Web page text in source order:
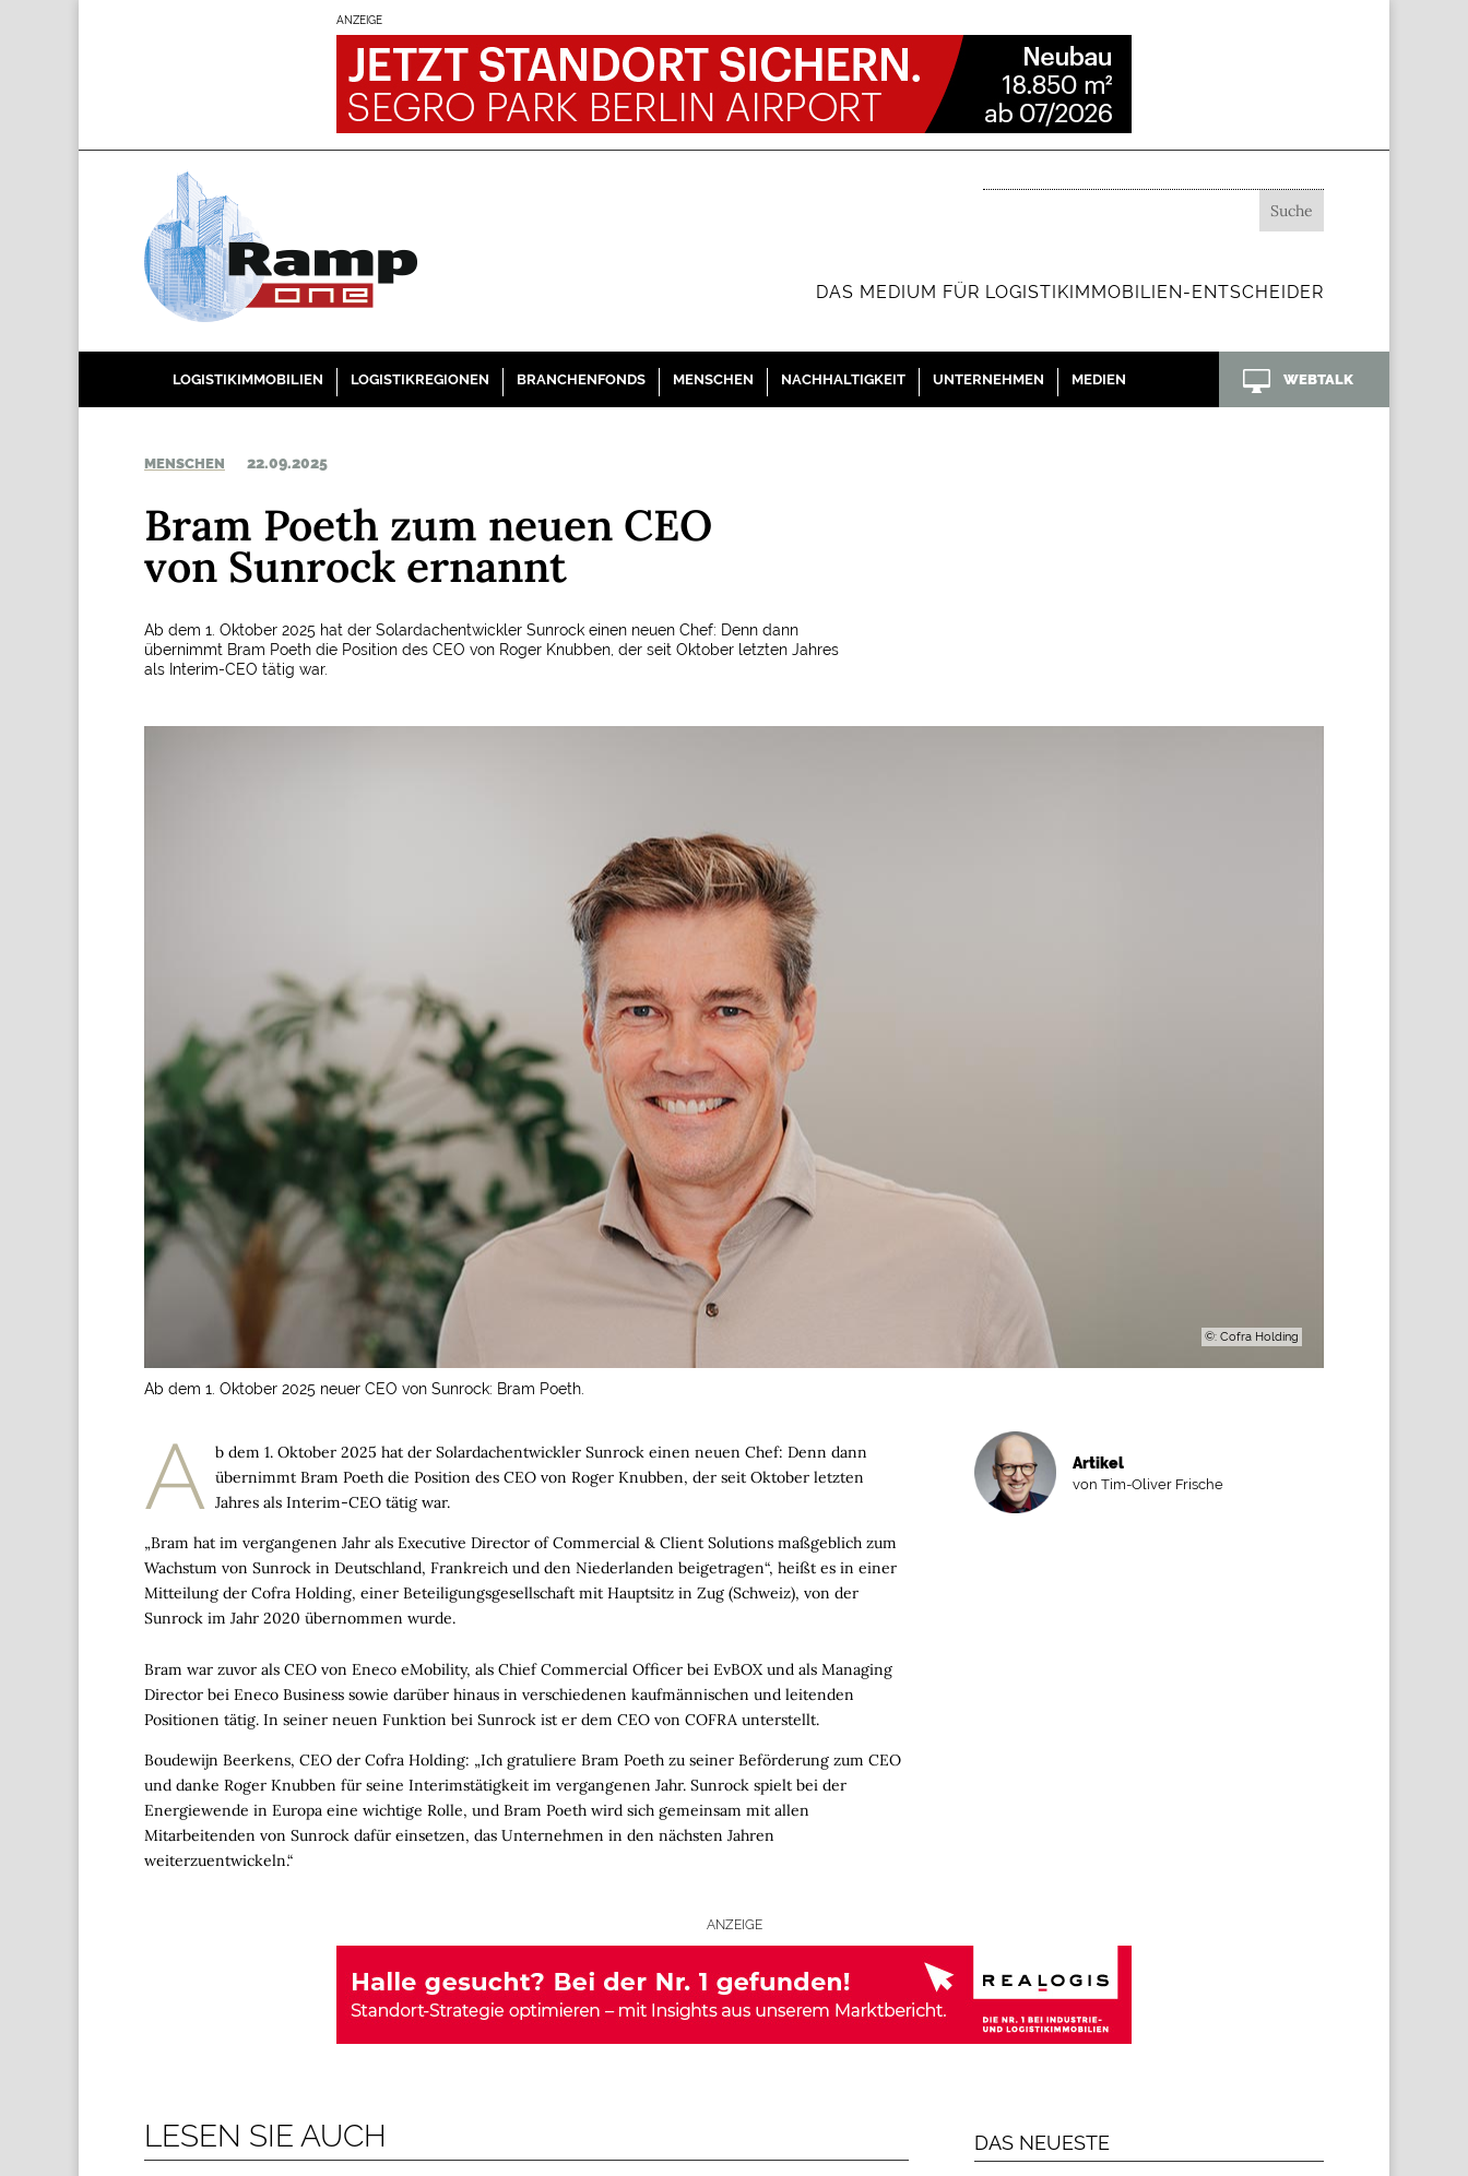
ANZEIGE
DAS MEDIUM FÜR LOGISTIKIMMOBILIEN-ENTSCHEIDER
LOGISTIKIMMOBILIEN LOGISTIKREGIONEN BRANCHENFONDS MENSCHEN NACHHALTIGKEIT UNTERNEHMEN MEDIEN  WEBTALK
MENSCHEN 22.09.2025
Bram Poeth zum neuen CEO
von Sunrock ernannt
Ab dem 1. Oktober 2025 hat der Solardachentwickler Sunrock einen neuen Chef: Denn dann
übernimmt Bram Poeth die Position des CEO von Roger Knubben, der seit Oktober letzten Jahres
als Interim-CEO tätig war.
©: Cofra Holding
Ab dem 1. Oktober 2025 neuer CEO von Sunrock: Bram Poeth.
A b dem 1. Oktober 2025 hat der Solardachentwickler Sunrock einen neuen Chef: Denn dann
übernimmt Bram Poeth die Position des CEO von Roger Knubben, der seit Oktober letzten
Jahres als Interim-CEO tätig war.
„Bram hat im vergangenen Jahr als Executive Director of Commercial & Client Solutions maßgeblich zum
Wachstum von Sunrock in Deutschland, Frankreich und den Niederlanden beigetragen“, heißt es in einer
Mitteilung der Cofra Holding, einer Beteiligungsgesellschaft mit Hauptsitz in Zug (Schweiz), von der
Sunrock im Jahr 2020 übernommen wurde.
Artikel
von Tim-Oliver Frische
Bram war zuvor als CEO von Eneco eMobility, als Chief Commercial Officer bei EvBOX und als Managing
Director bei Eneco Business sowie darüber hinaus in verschiedenen kaufmännischen und leitenden
Positionen tätig. In seiner neuen Funktion bei Sunrock ist er dem CEO von COFRA unterstellt.
Boudewijn Beerkens, CEO der Cofra Holding: „Ich gratuliere Bram Poeth zu seiner Beförderung zum CEO
und danke Roger Knubben für seine Interimstätigkeit im vergangenen Jahr. Sunrock spielt bei der
Energiewende in Europa eine wichtige Rolle, und Bram Poeth wird sich gemeinsam mit allen
Mitarbeitenden von Sunrock dafür einsetzen, das Unternehmen in den nächsten Jahren
weiterzuentwickeln.“
ANZEIGE
LESEN SIE AUCH DAS NEUESTE